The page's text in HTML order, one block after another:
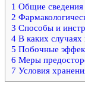
1 Общие сведения
2
3 Способы и
4 В каких
5 Побочные
6 Меры
7 Условия